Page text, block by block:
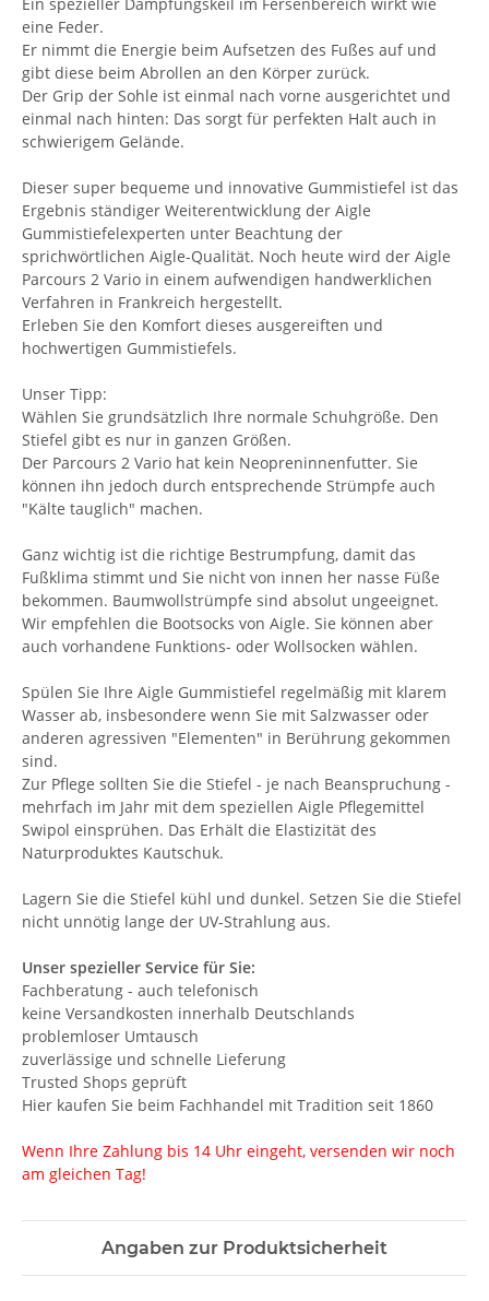
eine Feder.
Er nimmt die Energie beim Aufsetzen des Fußes auf und
gibt diese beim Abrollen an den Körper zurück.
Der Grip der Sohle ist einmal nach vorne ausgerichtet und
einmal nach hinten: Das sorgt für perfekten Halt auch in
schwierigem Gelände.
Dieser super bequeme und innovative Gummistiefel ist das
Ergebnis ständiger Weiterentwicklung der Aigle
Gummistiefelexperten unter Beachtung der
sprichwörtlichen Aigle-Qualität. Noch heute wird der Aigle
Parcours 2 Vario in einem aufwendigen handwerklichen
Verfahren in Frankreich hergestellt.
Erleben Sie den Komfort dieses ausgereiften und
hochwertigen Gummistiefels.
Unser Tipp:
Wählen Sie grundsätzlich Ihre normale Schuhgröße. Den
Stiefel gibt es nur in ganzen Größen.
Der Parcours 2 Vario hat kein Neopreninnenfutter. Sie
können ihn jedoch durch entsprechende Strümpfe auch
"Kälte tauglich" machen.
Ganz wichtig ist die richtige Bestrumpfung, damit das
Fußklima stimmt und Sie nicht von innen her nasse Füße
bekommen. Baumwollstrümpfe sind absolut ungeeignet.
Wir empfehlen die Bootsocks von Aigle. Sie können aber
auch vorhandene Funktions- oder Wollsocken wählen.
Spülen Sie Ihre Aigle Gummistiefel regelmäßig mit klarem
Wasser ab, insbesondere wenn Sie mit Salzwasser oder
anderen agressiven "Elementen" in Berührung gekommen
sind.
Zur Pflege sollten Sie die Stiefel - je nach Beanspruchung -
mehrfach im Jahr mit dem speziellen Aigle Pflegemittel
Swipol einsprühen. Das Erhält die Elastizität des
Naturproduktes Kautschuk.
Lagern Sie die Stiefel kühl und dunkel. Setzen Sie die Stiefel
nicht unnötig lange der UV-Strahlung aus.
Unser spezieller Service für Sie:
Fachberatung - auch telefonisch
keine Versandkosten innerhalb Deutschlands
problemloser Umtausch
zuverlässige und schnelle Lieferung
Trusted Shops geprüft
Hier kaufen Sie beim Fachhandel mit Tradition seit 1860
Wenn Ihre Zahlung bis 14 Uhr eingeht, versenden wir noch
am gleichen Tag!
Angaben zur Produktsicherheit